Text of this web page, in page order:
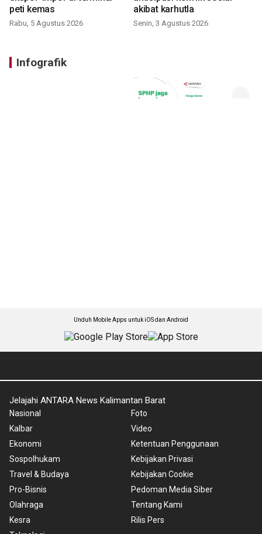
peti kemas
Rabu, 5 Agustus 2026
akibat karhutla
Senin, 3 Agustus 2026
Infografik
Unduh Mobile Apps untuk iOS dan Android
Jelajahi ANTARA News Kalimantan Barat
Nasional
Kalbar
Ekonomi
Sospolhukam
Travel & Budaya
Pro-Bisnis
Olahraga
Kesra
Foto
Video
Ketentuan Penggunaan
Kebijakan Privasi
Kebijakan Cookie
Pedoman Media Siber
Tentang Kami
Rilis Pers